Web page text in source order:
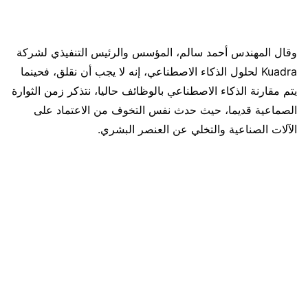
وقال المهندس أحمد سالم، المؤسس والرئيس التنفيذي لشركة
Kuadra لحلول الذكاء الاصطناعي، إنه لا يجب أن نقلق، فحينما
يتم مقارنة الذكاء الاصطناعي بالوظائف حاليا، نتذكر زمن الثوارة
الصماعية قديما، حيث حدث نفس التخوف من الاعتماد على
الآلات الصناعية والتخلي عن العنصر البشري.